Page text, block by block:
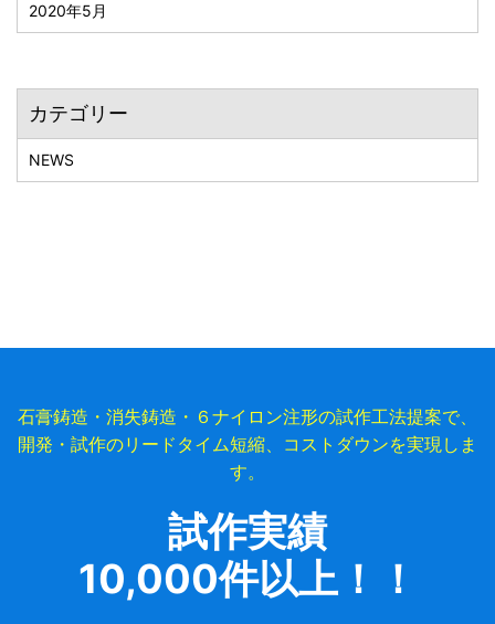
2020年5月
カテゴリー
NEWS
石膏鋳造・消失鋳造・６ナイロン注形の試作工法提案で、
開発・試作のリードタイム短縮、コストダウンを実現しま
す。
試作実績
10,000件以上！！